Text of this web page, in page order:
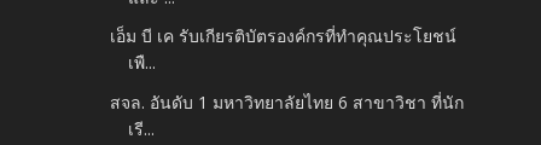
เอ็ม บี เค รับเกียรติบัตรองค์กรที่ทำคุณประโยชน์
เพื...
สจล. อันดับ 1 มหาวิทยาลัยไทย 6 สาขาวิชา ที่นัก
เรี...